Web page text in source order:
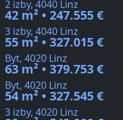
2 izby, 4040 Linz
42 m² • 247.555 €
3 izby, 4040 Linz
55 m² • 327.015 €
Byt, 4020 Linz
63 m² • 379.753 €
Byt, 4020 Linz
54 m² • 327.545 €
3 izby, 4020 Linz